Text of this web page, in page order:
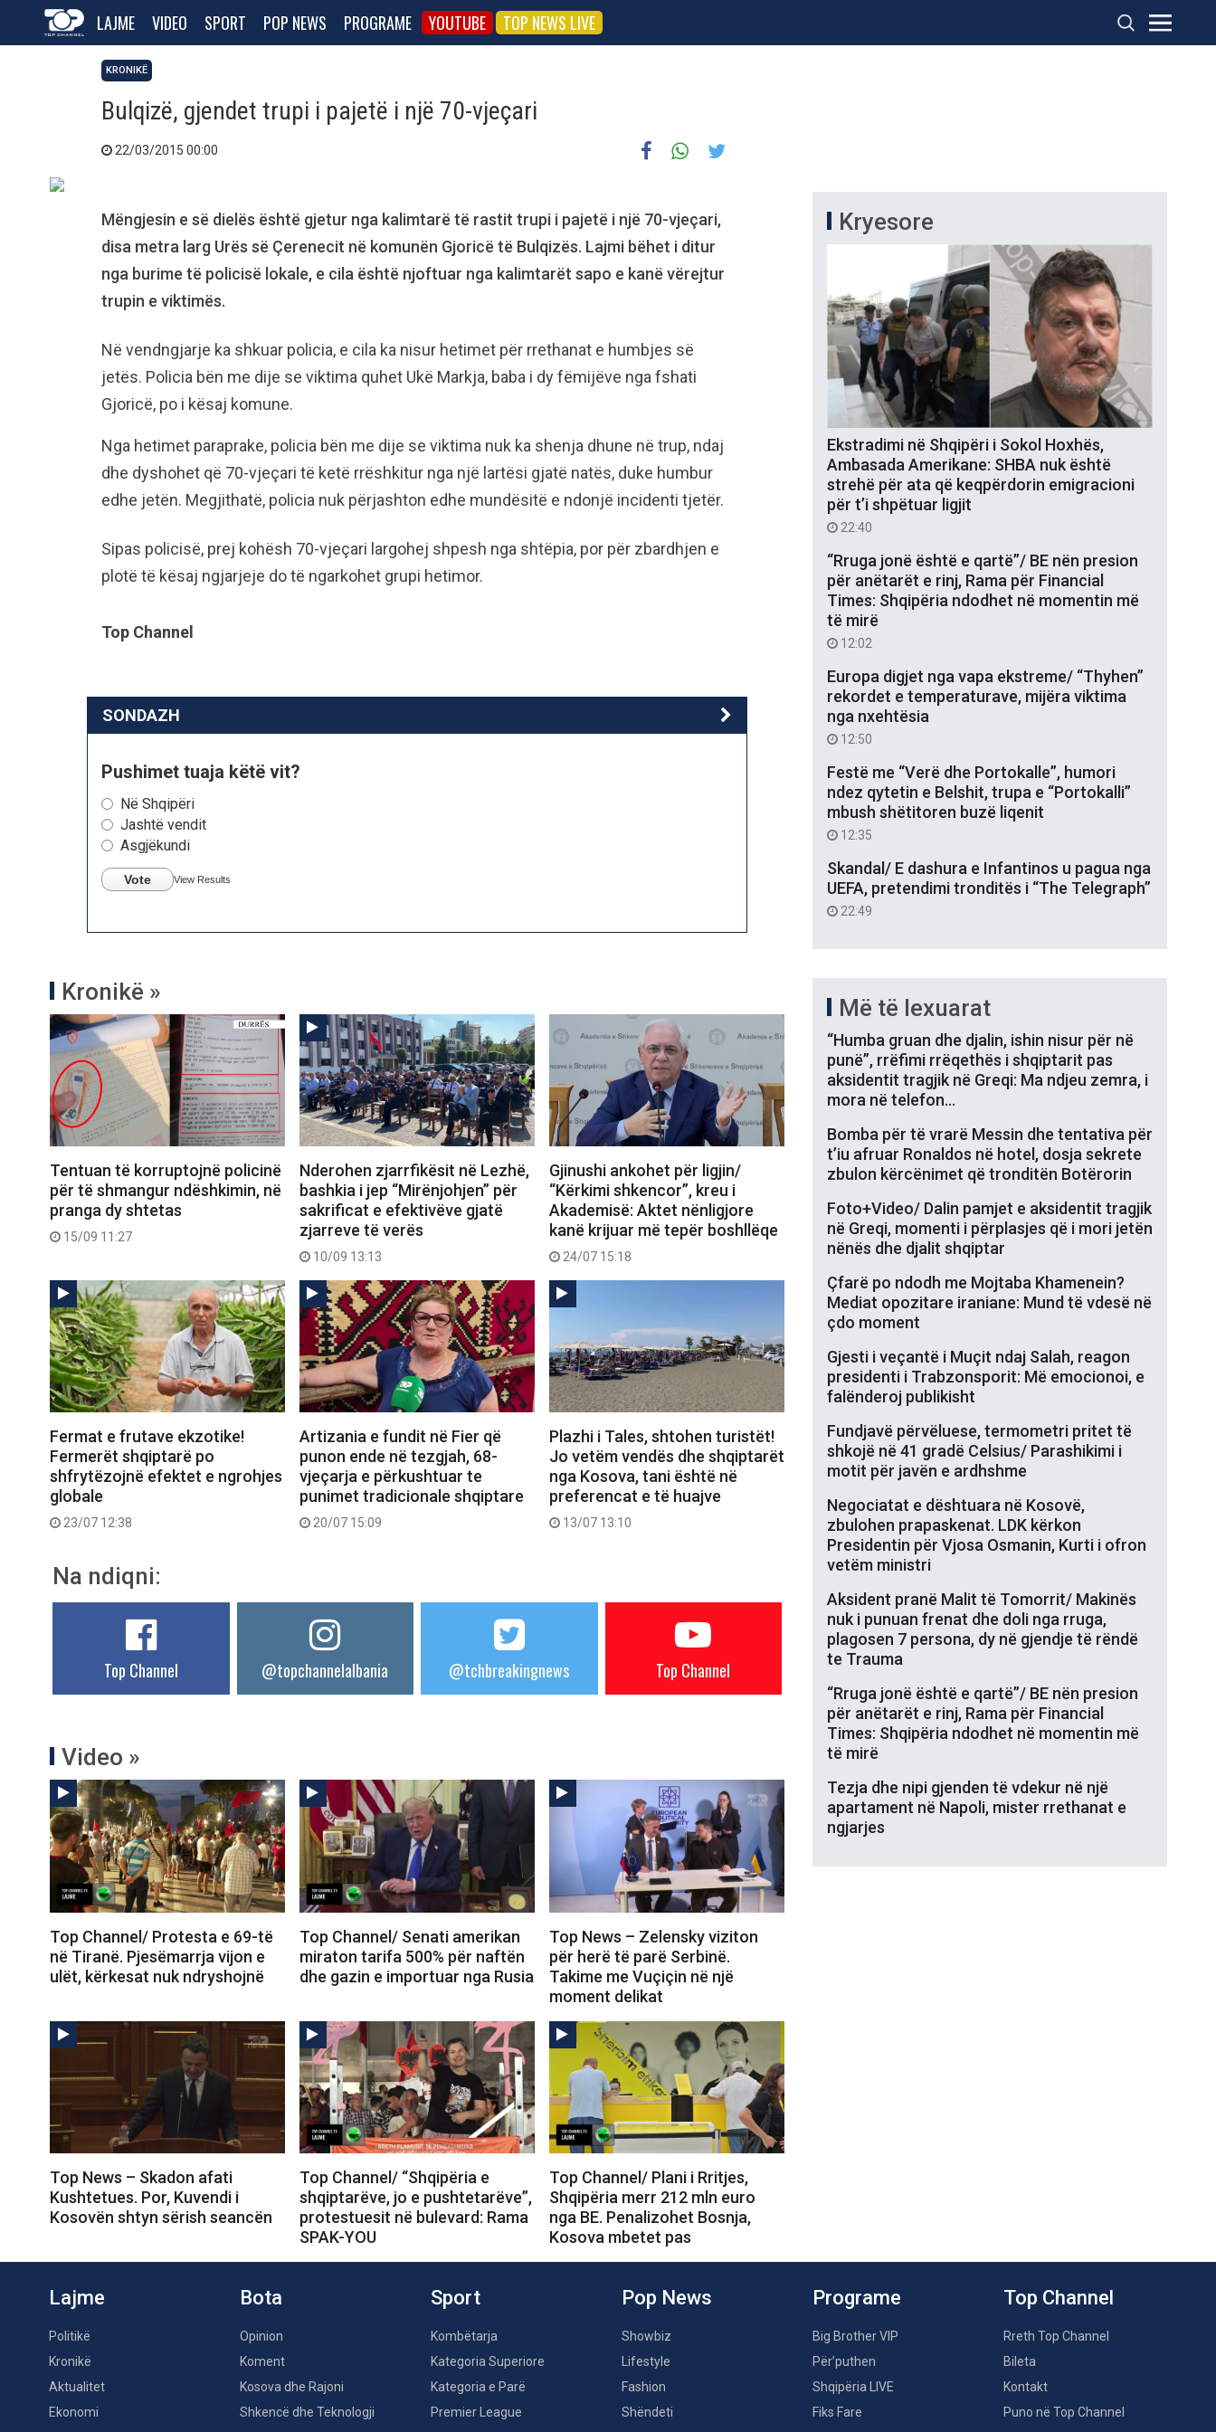
LAJME VIDEO SPORT POP NEWS PROGRAME YOUTUBE TOP NEWS LIVE
KRONIKË
Bulqizë, gjendet trupi i pajetë i një 70-vjeçari
22/03/2015 00:00
Mëngjesin e së dielës është gjetur nga kalimtarë të rastit trupi i pajetë i një 70-vjeçari,
disa metra larg Urës së Çerenecit në komunën Gjoricë të Bulqizës. Lajmi bëhet i ditur
nga burime të policisë lokale, e cila është njoftuar nga kalimtarët sapo e kanë vërejtur
trupin e viktimës.
Në vendngjarje ka shkuar policia, e cila ka nisur hetimet për rrethanat e humbjes së
jetës. Policia bën me dije se viktima quhet Ukë Markja, baba i dy fëmijëve nga fshati
Gjoricë, po i kësaj komune.
Nga hetimet paraprake, policia bën me dije se viktima nuk ka shenja dhune në trup, ndaj
dhe dyshohet që 70-vjeçari të ketë rrëshkitur nga një lartësi gjatë natës, duke humbur
edhe jetën. Megjithatë, policia nuk përjashton edhe mundësitë e ndonjë incidenti tjetër.
Sipas policisë, prej kohësh 70-vjeçari largohej shpesh nga shtëpia, por për zbardhjen e
plotë të kësaj ngjarjeje do të ngarkohet grupi hetimor.
Top Channel
SONDAZH
Pushimet tuaja këtë vit?
Në Shqipëri
Jashtë vendit
Asgjëkundi
Vote View Results
Kronikë »
Tentuan të korruptojnë policinë
për të shmangur ndëshkimin, në
pranga dy shtetas
15/09 11:27
Nderohen zjarrfikësit në Lezhë,
bashkia i jep “Mirënjohjen” për
sakrificat e efektivëve gjatë
zjarreve të verës
10/09 13:13
Gjinushi ankohet për ligjin/
“Kërkimi shkencor”, kreu i
Akademisë: Aktet nënligjore
kanë krijuar më tepër boshllëqe
24/07 15:18
Fermat e frutave ekzotike!
Fermerët shqiptarë po
shfrytëzojnë efektet e ngrohjes
globale
23/07 12:38
Artizania e fundit në Fier që
punon ende në tezgjah, 68-
vjeçarja e përkushtuar te
punimet tradicionale shqiptare
20/07 15:09
Plazhi i Tales, shtohen turistët!
Jo vetëm vendës dhe shqiptarët
nga Kosova, tani është në
preferencat e të huajve
13/07 13:10
Na ndiqni:
Top Channel @topchannelalbania @tchbreakingnews Top Channel
Video »
Top Channel/ Protesta e 69-të
në Tiranë. Pjesëmarrja vijon e
ulët, kërkesat nuk ndryshojnë
Top Channel/ Senati amerikan
miraton tarifa 500% për naftën
dhe gazin e importuar nga Rusia
Top News – Zelensky viziton
për herë të parë Serbinë.
Takime me Vuçiçin në një
moment delikat
Top News – Skadon afati
Kushtetues. Por, Kuvendi i
Kosovën shtyn sërish seancën
Top Channel/ “Shqipëria e
shqiptarëve, jo e pushtetarëve”,
protestuesit në bulevard: Rama
SPAK-YOU
Top Channel/ Plani i Rritjes,
Shqipëria merr 212 mln euro
nga BE. Penalizohet Bosnja,
Kosova mbetet pas
Kryesore
Ekstradimi në Shqipëri i Sokol Hoxhës,
Ambasada Amerikane: SHBA nuk është
strehë për ata që keqpërdorin emigracioni
për t’i shpëtuar ligjit
22:40
“Rruga jonë është e qartë”/ BE nën presion
për anëtarët e rinj, Rama për Financial
Times: Shqipëria ndodhet në momentin më
të mirë
12:02
Europa digjet nga vapa ekstreme/ “Thyhen”
rekordet e temperaturave, mijëra viktima
nga nxehtësia
12:50
Festë me “Verë dhe Portokalle”, humori
ndez qytetin e Belshit, trupa e “Portokalli”
mbush shëtitoren buzë liqenit
12:35
Skandal/ E dashura e Infantinos u pagua nga
UEFA, pretendimi tronditës i “The Telegraph”
22:49
Më të lexuarat
“Humba gruan dhe djalin, ishin nisur për në
punë”, rrëfimi rrëqethës i shqiptarit pas
aksidentit tragjik në Greqi: Ma ndjeu zemra, i
mora në telefon…
Bomba për të vrarë Messin dhe tentativa për
t’iu afruar Ronaldos në hotel, dosja sekrete
zbulon kërcënimet që tronditën Botërorin
Foto+Video/ Dalin pamjet e aksidentit tragjik
në Greqi, momenti i përplasjes që i mori jetën
nënës dhe djalit shqiptar
Çfarë po ndodh me Mojtaba Khamenein?
Mediat opozitare iraniane: Mund të vdesë në
çdo moment
Gjesti i veçantë i Muçit ndaj Salah, reagon
presidenti i Trabzonsporit: Më emocionoi, e
falënderoj publikisht
Fundjavë përvëluese, termometri pritet të
shkojë në 41 gradë Celsius/ Parashikimi i
motit për javën e ardhshme
Negociatat e dështuara në Kosovë,
zbulohen prapaskenat. LDK kërkon
Presidentin për Vjosa Osmanin, Kurti i ofron
vetëm ministri
Aksident pranë Malit të Tomorrit/ Makinës
nuk i punuan frenat dhe doli nga rruga,
plagosen 7 persona, dy në gjendje të rëndë
te Trauma
“Rruga jonë është e qartë”/ BE nën presion
për anëtarët e rinj, Rama për Financial
Times: Shqipëria ndodhet në momentin më
të mirë
Tezja dhe nipi gjenden të vdekur në një
apartament në Napoli, mister rrethanat e
ngjarjes
Lajme
Politikë
Kronikë
Aktualitet
Ekonomi
Bota
Opinion
Koment
Kosova dhe Rajoni
Shkencë dhe Teknologji
Sport
Kombëtarja
Kategoria Superiore
Kategoria e Parë
Premier League
Pop News
Showbiz
Lifestyle
Fashion
Shëndeti
Programe
Big Brother VIP
Për’puthen
Shqipëria LIVE
Fiks Fare
Top Channel
Rreth Top Channel
Bileta
Kontakt
Puno në Top Channel